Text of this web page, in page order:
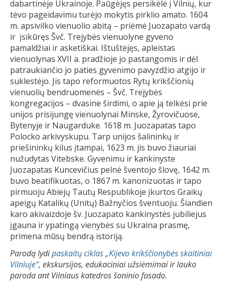
dabartinėje Ukrainoje. Paūgėjęs persikėlė į Vilnių, kur
tėvo pageidavimu turėjo mokytis pirklio amato. 1604
m. apsivilko vienuolio abitą – priėmė Juozapato vardą
ir įsikūręs Švč. Trejybės vienuolyne gyveno
pamaldžiai ir asketiškai. Ištuštėjęs, apleistas
vienuolynas XVII a. pradžioje jo pastangomis ir dėl
patraukiančio jo paties gyvenimo pavyzdžio atgijo ir
suklestėjo. Jis tapo reformuotos Rytų krikščionių
vienuolių bendruomenės – Švč. Trejybės
kongregacijos – dvasine širdimi, o apie ją telkėsi prie
unijos prisijungę vienuolynai Minske, Žyrovičuose,
Bytenyje ir Naugarduke. 1618 m. Juozapatas tapo
Polocko arkivyskupu. Tarp unijos šalininkų ir
priešininkų kilus įtampai, 1623 m. jis buvo žiauriai
nužudytas Vitebske. Gyvenimu ir kankinyste
Juozapatas Kuncevičius pelnė šventojo šlovę, 1642 m.
buvo beatifikuotas, o 1867 m. kanonizuotas ir tapo
pirmuoju Abiejų Tautų Respublikoje įkurtos Graikų
apeigų Katalikų (Unitų) Bažnyčios šventuoju. Šiandien
karo akivaizdoje šv. Juozapato kankinystės jubiliejus
įgauna ir ypatingą vienybės su Ukraina prasmę,
primena mūsų bendrą istoriją.
Parodą lydipaskaitų ciklas „Kijevo krikščionybės skaitiniai
Vilniuje“, ekskursijos, edukaciniai užsiėmimai ir lauko
paroda ant Vilniaus katedros šoninio fasado.